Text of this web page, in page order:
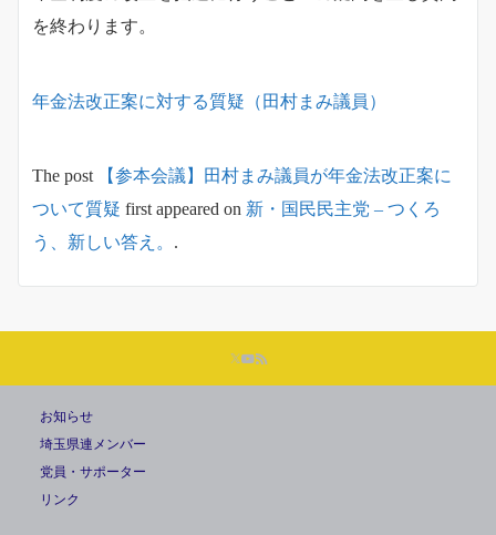
を終わります。
年金法改正案に対する質疑（田村まみ議員）
The post
【参本会議】田村まみ議員が年金法改正案に
ついて質疑 first appeared on 新・国民民主党 – つくろ
う、新しい答え。 .
お知らせ
埼玉県連メンバー
党員・サポーター
リンク